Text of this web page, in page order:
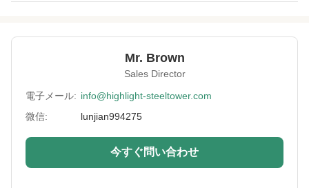
Height: 10m～500m
単一モノポール
Certification: SGS, CE, ISO
Warranty: 15年
HDGとかペイントとか
Mr. Brown
Sales Director
電子メール: info@highlight-steeltower.com
微信:
lunjian994275
今すぐ問い合わせ